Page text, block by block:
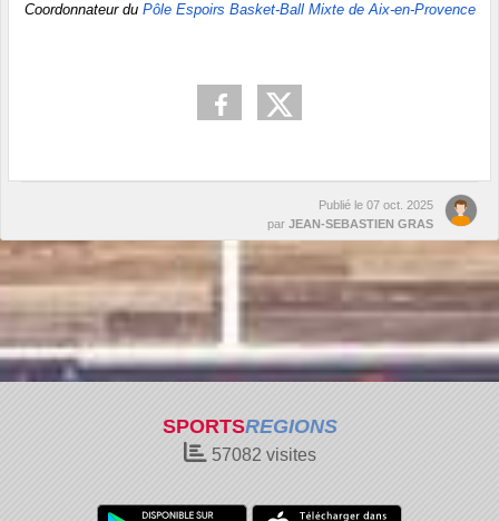
Coordonnateur du Pôle Espoirs Basket-Ball Mixte de Aix-en-Provence
Publié le 07 oct. 2025
par JEAN-SEBASTIEN GRAS
SPORTSREGIONS
57082 visites